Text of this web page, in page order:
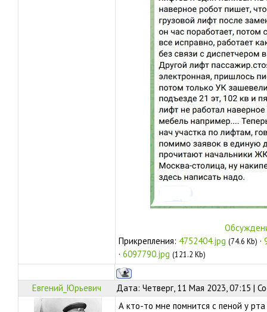
Прикрепления: 4752404.jpg (74.6 Kb) ·
· 6097790.jpg (121.2 Kb)
Евгений_Юрьевич Дата: Четверг, 11 Мая 2023, 07:15 |
А кто-то мне помнится с пеной у